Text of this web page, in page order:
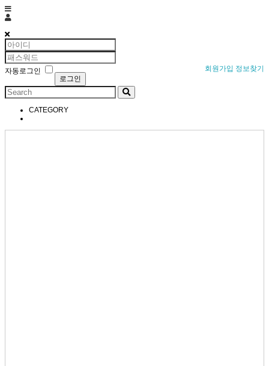
자동로그인 회원가입 정보찾기
CATEGORY